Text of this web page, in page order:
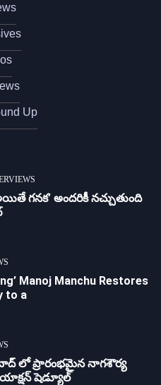
Up
గ‌న‌క‌’ అందరికీ నచ్చుతుంది
Manoj Manchu Restores
to a
లో ప్రారంభమైన నాగశౌర్య
షెడ్యూల్